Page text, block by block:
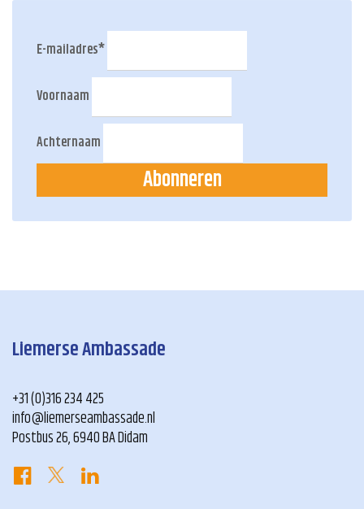
E-mailadres*
Voornaam
Achternaam
Abonneren
Liemerse Ambassade
+31 (0)316 234 425
info@liemerseambassade.nl
Postbus 26, 6940 BA Didam